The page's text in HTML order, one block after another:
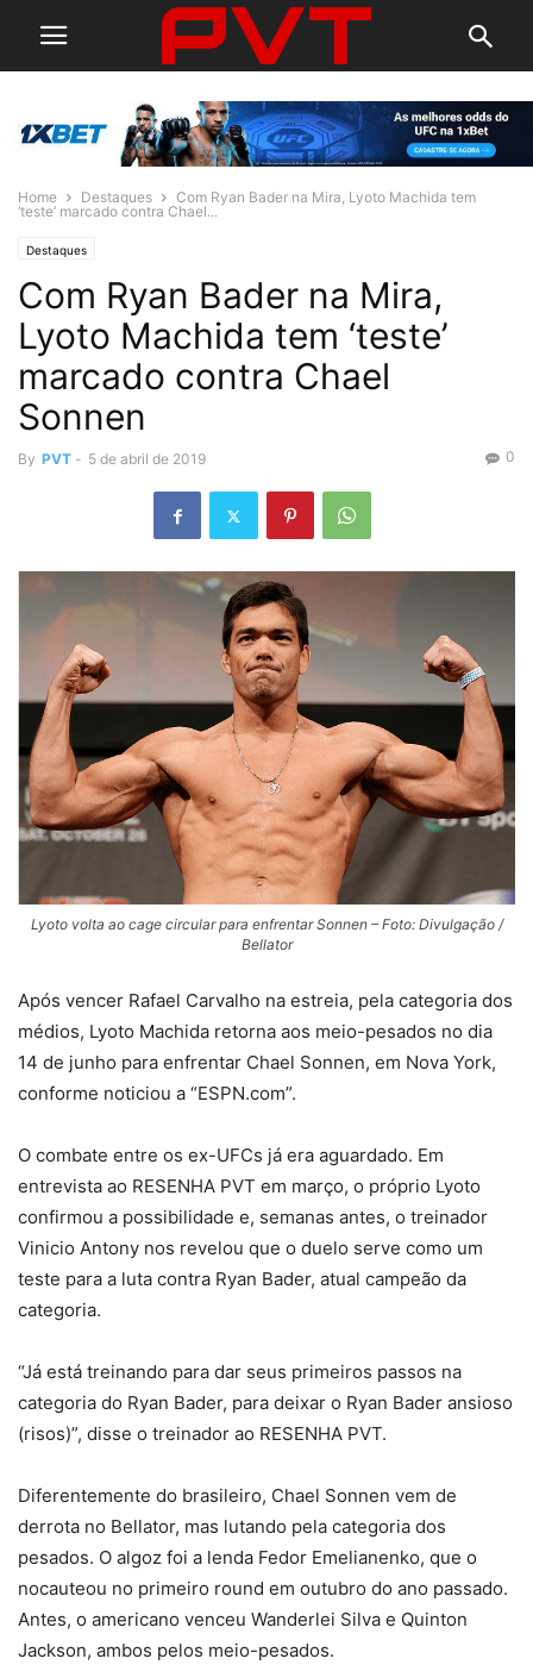
Home Destaques
Com Ryan Bader na Mira, Lyoto Machida tem
‘teste’ marcado contra Chael...
Destaques
Com Ryan Bader na Mira,
Lyoto Machida tem ‘teste’
marcado contra Chael
Sonnen
By PVT - 5 de abril de 2019 0
Lyoto volta ao cage circular para enfrentar Sonnen – Foto: Divulgação /
Bellator
Após vencer Rafael Carvalho na estreia, pela categoria dos
médios, Lyoto Machida retorna aos meio-pesados no dia
14 de junho para enfrentar Chael Sonnen, em Nova York,
conforme noticiou a “ESPN.com”.
O combate entre os ex-UFCs já era aguardado. Em
entrevista ao RESENHA PVT em março, o próprio Lyoto
confirmou a possibilidade e, semanas antes, o treinador
Vinicio Antony nos revelou que o duelo serve como um
teste para a luta contra Ryan Bader, atual campeão da
categoria.
“Já está treinando para dar seus primeiros passos na
categoria do Ryan Bader, para deixar o Ryan Bader ansioso
(risos)”, disse o treinador ao RESENHA PVT.
Diferentemente do brasileiro, Chael Sonnen vem de
derrota no Bellator, mas lutando pela categoria dos
pesados. O algoz foi a lenda Fedor Emelianenko, que o
nocauteou no primeiro round em outubro do ano passado.
Antes, o americano venceu Wanderlei Silva e Quinton
Jackson, ambos pelos meio-pesados.